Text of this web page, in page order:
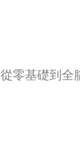
從零基礎到全